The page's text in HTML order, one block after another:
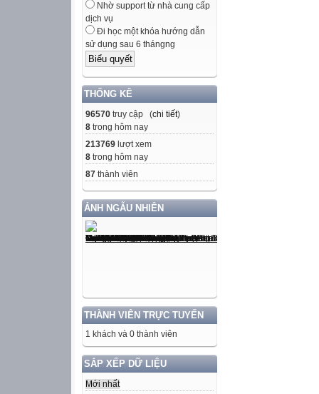
Nhờ support từ nhà cung cấp
dịch vụ
Đi học một khóa hướng dẫn
sử dụng sau 6 thángng
THỐNG KÊ
96570 truy cập (chi tiết)
8 trong hôm nay
213769 lượt xem
8 trong hôm nay
87 thành viên
ẢNH NGẪU NHIÊN
THÀNH VIÊN TRỰC TUYẾN
1 khách và 0 thành viên
SẮP XẾP DỮ LIỆU
Mới nhất